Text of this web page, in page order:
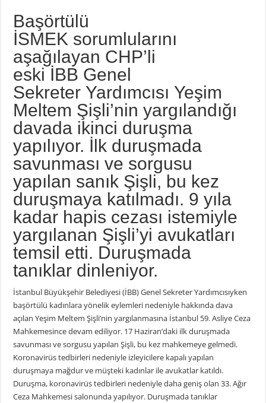
Başörtülü
İSMEK sorumlularını
aşağılayan CHP’li
eski İBB Genel
Sekreter Yardımcısı Yeşim
Meltem Şişli’nin yargılandığı
davada ikinci duruşma
yapılıyor. İlk duruşmada
savunması ve sorgusu
yapılan sanık Şişli, bu kez
duruşmaya katılmadı. 9 yıla
kadar hapis cezası istemiyle
yargılanan Şişli’yi avukatları
temsil etti. Duruşmada
tanıklar dinleniyor.
İstanbul Büyükşehir Belediyesi (İBB) Genel Sekreter Yardımcısıyken
başörtülü kadınlara yönelik eylemleri nedeniyle hakkında dava
açılan Yeşim Meltem Şişli’nin yargılanmasına İstanbul 59. Asliye Ceza
Mahkemesince devam ediliyor. 17 Haziran’daki ilk duruşmada
savunması ve sorgusu yapılan Şişli, bu kez mahkemeye gelmedi.
Koronavirüs tedbirleri nedeniyle izleyicilere kapalı yapılan
duruşmaya mağdur ve müşteki kadınlar ile avukatlar katıldı.
Duruşma, koronavirüs tedbirleri nedeniyle daha geniş olan 33. Ağır
Ceza Mahkemesi salonunda yapılıyor. Duruşmada tanıklar